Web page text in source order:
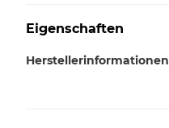
Eigenschaften
Herstellerinformationen